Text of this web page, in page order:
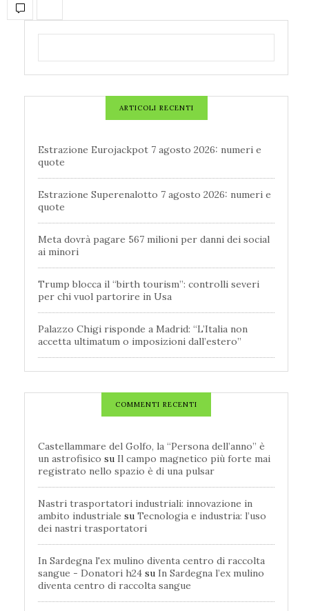
ARTICOLI RECENTI
Estrazione Eurojackpot 7 agosto 2026: numeri e
quote
Estrazione Superenalotto 7 agosto 2026: numeri e
quote
Meta dovrà pagare 567 milioni per danni dei social
ai minori
Trump blocca il “birth tourism”: controlli severi
per chi vuol partorire in Usa
Palazzo Chigi risponde a Madrid: “L’Italia non
accetta ultimatum o imposizioni dall’estero”
COMMENTI RECENTI
Castellammare del Golfo, la “Persona dell’anno” è
un astrofisico su Il campo magnetico più forte mai
registrato nello spazio è di una pulsar
Nastri trasportatori industriali: innovazione in
ambito industriale su Tecnologia e industria: l’uso
dei nastri trasportatori
In Sardegna l'ex mulino diventa centro di raccolta
sangue - Donatori h24 su In Sardegna l’ex mulino
diventa centro di raccolta sangue